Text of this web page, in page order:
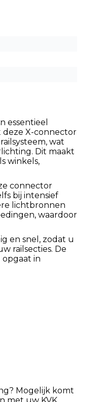
essentieel
deze X-connector
wat
Dit maakt
winkels,
connector
bij intensief
lichtbronnen
waardoor
en snel, zodat u
railsecties. De
in
Mogelijk komt
met uw KVK